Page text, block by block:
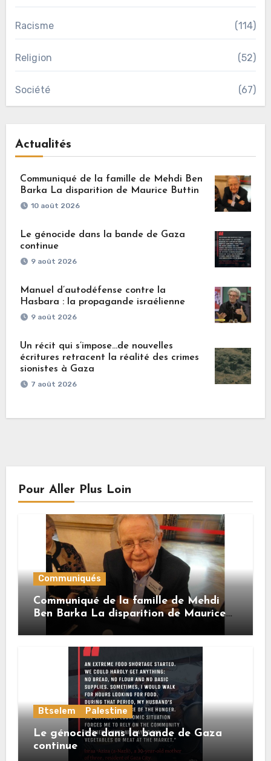
Racisme (114)
Religion (52)
Société (67)
Actualités
Communiqué de la famille de Mehdi Ben
Barka La disparition de Maurice Buttin
10 août 2026
Le génocide dans la bande de Gaza
continue
9 août 2026
Manuel d’autodéfense contre la
Hasbara : la propagande israélienne
9 août 2026
Un récit qui s’impose…de nouvelles
écritures retracent la réalité des crimes
sionistes à Gaza
7 août 2026
Pour Aller Plus Loin
Communiqués
Communiqué de la famille de Mehdi
Ben Barka La disparition de Maurice
Btselem Palestine
Le génocide dans la bande de Gaza
continue